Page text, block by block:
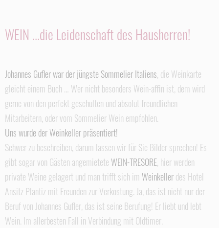
WEIN ...die Leidenschaft des Hausherren!
Johannes Gufler war der jüngste Sommelier Italiens, die Weinkarte
gleicht einem Buch … Wer nicht besonders Wein-affin ist, dem wird
gerne von den perfekt geschulten und absolut freundlichen
Mitarbeitern, oder vom Sommelier Wein empfohlen.
Uns wurde der Weinkeller präsentiert!
Schwer zu beschreiben, darum lassen wir für Sie Bilder sprechen! Es
gibt sogar von Gästen angemietete WEIN-TRESORE, hier werden
private Weine gelagert und man trifft sich im Weinkellerdes Hotel
Ansitz Plantiz mit Freunden zur Verkostung. Ja, das ist nicht nur der
Beruf von Johannes Gufler, das ist seine Berufung! Er liebt und lebt
Wein. Im allerbesten Fall in Verbindung mit Oldtimer.